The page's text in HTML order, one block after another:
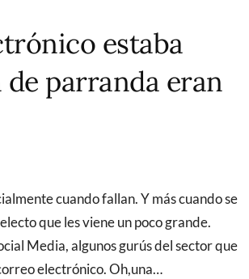
estaba
parranda eran
que les viene un poco grande.
Media, algunos gurús del sector que
electrónico. Oh,una…